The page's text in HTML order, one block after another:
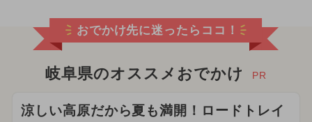
おでかけ先に迷ったらココ！
岐阜県のオススメおでかけ PR
涼しい高原だから夏も満開！ロードトレイ